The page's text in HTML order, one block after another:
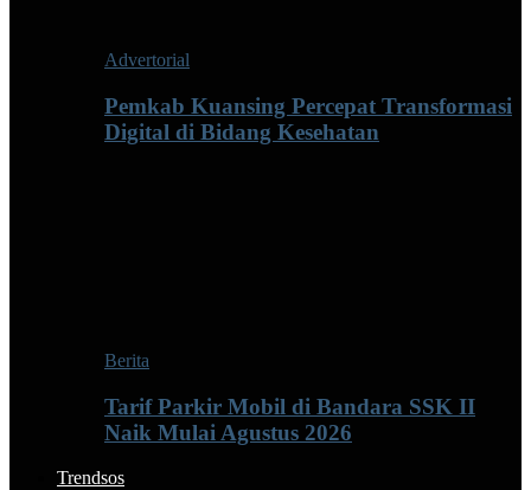
Advertorial
Pemkab Kuansing Percepat Transformasi
Digital di Bidang Kesehatan
Berita
Tarif Parkir Mobil di Bandara SSK II
Naik Mulai Agustus 2026
Trendsos